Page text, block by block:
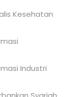
Kesehatan
Industri